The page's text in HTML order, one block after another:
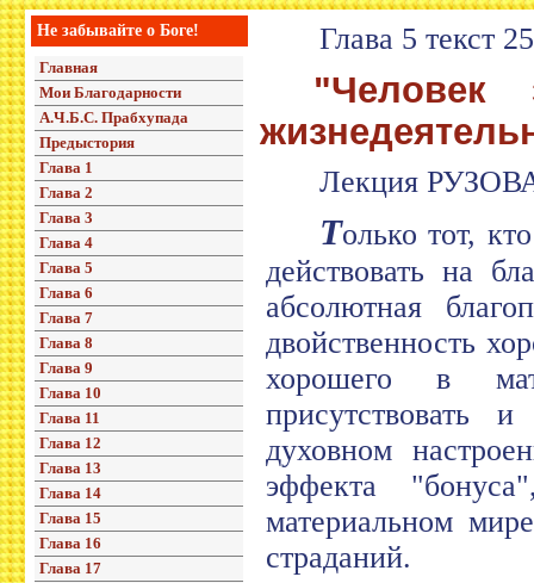
Не забывайте о Боге!
Главная
Мои Благодарности
А.Ч.Б.С. Прабхупада
Предыстория
Глава 1
Глава 2
Глава 3
Глава 4
Глава 5
Глава 6
Глава 7
Глава 8
Глава 9
Глава 10
Глава 11
Глава 12
Глава 13
Глава 14
Глава 15
Глава 16
Глава 17
Глава 5 текст 25
"Человек
Лекция
Только тот,
действовать на
абсолютная
двойственность
хорошего в
присутствовать
духовном
эффекта
материальном
страданий.